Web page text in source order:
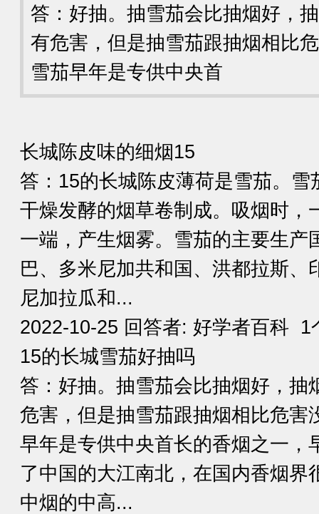
答：好抽。抽雪茄会比抽烟好，
有危害，但是抽雪茄跟抽烟相比
雪茄早年是专供中央首
长城陈皮味的细烟15
答：15的长城陈皮薄荷是雪茄。
干燥发酵的烟草卷制成。吸烟时，
一端，产生烟雾。雪茄的主要生产
巴、多米尼加共和国、洪都拉斯、
尼加拉瓜和...
2022-10-25 回答者: 好学者百科 1
15的长城雪茄好抽吗
答：好抽。抽雪茄会比抽烟好，抽
危害，但是抽雪茄跟抽烟相比危害
早年是专供中央首长的香烟之一，
了中国的大江南北，在国内香烟界
中烟的中高...